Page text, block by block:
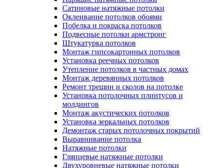
Сатиновые натяжные потолки
Оклеивание потолков обоями
Побелка и покраска потолков
Подвесные потолки армстронг
Штукатурка потолков
Монтаж гипсокартонных потолков
Установка реечных потолков
Утепление потолков в частных домах
Монтаж деревянных потолков
Ремонт трещин и сколов на потолке
Установка потолочных плинтусов и
молдингов
Монтаж акустических потолков
Установка зеркальных потолков
Демонтаж старых потолочных покрытий
Выравнивание потолка
Натяжные потолки
Глянцевые натяжные потолки
Двухуровневые натяжные потолки